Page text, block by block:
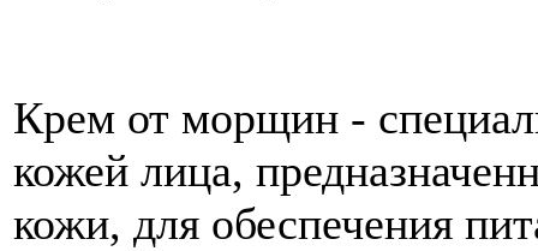
Крем от морщин -
кожей лица,
кожи, для обеспечения